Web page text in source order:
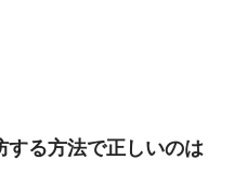
する方法で正しいのは